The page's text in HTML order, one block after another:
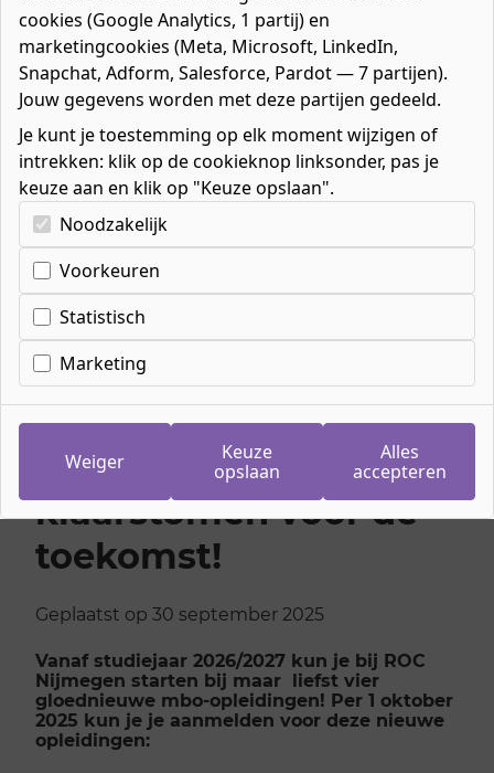
Bedrijven
Favorieten0favorieten
Mijn ROC
Zoeken
Home»Nieuws
🎉 Nieuw bij ROC Nijmegen: 4 opleidingen die
jou klaarstomen voor de toekomst!
🎉 Nieuw bij ROC
Nijmegen: 4
opleidingen die jou
klaarstomen voor de
toekomst!
Geplaatst op 30 september 2025
Vanaf studiejaar 2026/2027 kun je bij ROC
Nijmegen starten bij maar liefst vier
gloednieuwe mbo-opleidingen! Per 1 oktober
2025 kun je je aanmelden voor deze nieuwe
opleidingen:
cookies (Google Analytics, 1 partij) en
marketingcookies (Meta, Microsoft, LinkedIn,
Snapchat, Adform, Salesforce, Pardot — 7 partijen).
Jouw gegevens worden met deze partijen gedeeld.
Je kunt je toestemming op elk moment wijzigen of
intrekken: klik op de cookieknop linksonder, pas je
keuze aan en klik op "Keuze opslaan".
Kies uw cookie-voorkeuren
Noodzakelijk
Voorkeuren
Statistisch
Marketing
Weiger
Keuze
opslaan
Alles
accepteren